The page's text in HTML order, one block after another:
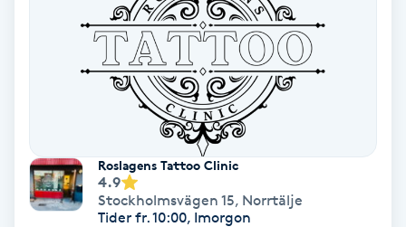
Diamantslipning
Extensions
Extensions borttagning
Roslagens Tattoo Clinic
4.9
Stockholmsvägen 15, Norrtälje
Tider fr. 10:00, Imorgon